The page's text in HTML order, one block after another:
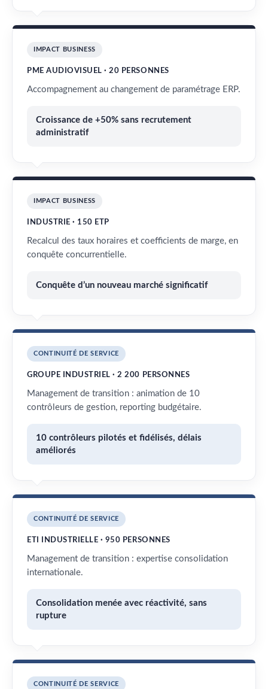
IMPACT BUSINESS
PME AUDIOVISUEL · 20 PERSONNES
Accompagnement au changement de paramétrage ERP.
Croissance de +50% sans recrutement
administratif
IMPACT BUSINESS
INDUSTRIE · 150 ETP
Recalcul des taux horaires et coefficients de marge, en
conquête concurrentielle.
Conquête d’un nouveau marché significatif
CONTINUITÉ DE SERVICE
GROUPE INDUSTRIEL · 2 200 PERSONNES
Management de transition : animation de 10
contrôleurs de gestion, reporting budgétaire.
10 contrôleurs pilotés et fidélisés, délais
améliorés
CONTINUITÉ DE SERVICE
ETI INDUSTRIELLE · 950 PERSONNES
Management de transition : expertise consolidation
internationale.
Consolidation menée avec réactivité, sans
rupture
CONTINUITÉ DE SERVICE